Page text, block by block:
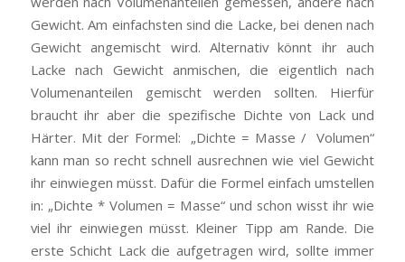
Gewicht. Am einfachsten sind die Lacke, bei denen nach
Gewicht angemischt wird. Alternativ könnt ihr auch
Lacke nach Gewicht anmischen, die eigentlich nach
Volumenanteilen gemischt werden sollten. Hierfür
braucht ihr aber die spezifische Dichte von Lack und
Härter. Mit der Formel: „Dichte = Masse / Volumen“
kann man so recht schnell ausrechnen wie viel Gewicht
ihr einwiegen müsst. Dafür die Formel einfach umstellen
in: „Dichte * Volumen = Masse“ und schon wisst ihr wie
viel ihr einwiegen müsst. Kleiner Tipp am Rande. Die
erste Schicht Lack die aufgetragen wird, sollte immer